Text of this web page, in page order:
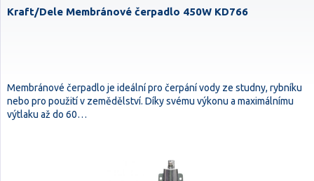
Kraft/Dele Membránové čerpadlo 450W KD766
Membránové čerpadlo je ideální pro čerpání vody ze studny, rybníku
nebo pro použití v zemědělství. Díky svému výkonu a maximálnímu
výtlaku až do 60…